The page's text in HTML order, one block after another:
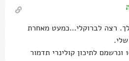
רצה לברוקלי…כמעט מאחרת
דרך אגב הוא כמעט בן 16 ונרשמם לתיכון קולינרי תדמור